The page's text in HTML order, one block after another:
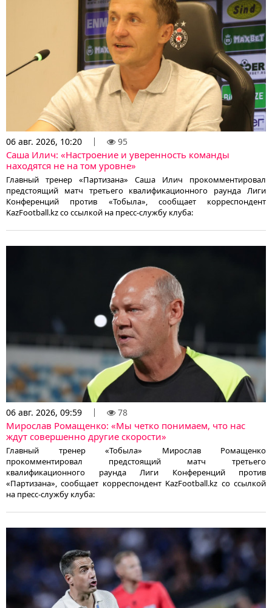
06 авг. 2026, 10:20 95
Саша Илич: «Настроение и уверенность команды
находятся не на том уровне»
Главный тренер «Партизана» Саша Илич прокомментировал
предстоящий матч третьего квалификационного раунда Лиги
Конференций против «Тобыла», сообщает корреспондент
KazFootball.kz со ссылкой на пресс-службу клуба:
06 авг. 2026, 09:59 78
Мирослав Ромащенко: «Мы четко понимаем, что нас
ждут совершенно другие скорости»
Главный тренер «Тобыла» Мирослав Ромащенко
прокомментировал предстоящий матч третьего
квалификационного раунда Лиги Конференций против
«Партизана», сообщает корреспондент KazFootball.kz со ссылкой
на пресс-службу клуба: